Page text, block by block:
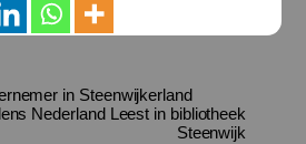
in Steenwijkerland
Nederland Leest in bibliotheek
Steenwijk